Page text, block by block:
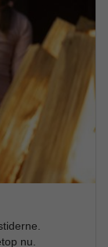
nu.